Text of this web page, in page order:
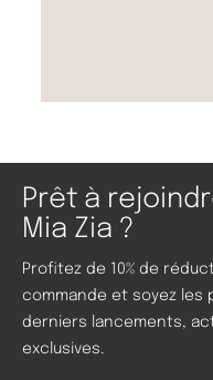
Prêt à
Mia Zia ?
Profitez de 10% de
commande et soyez les
derniers lancements,
exclusives.